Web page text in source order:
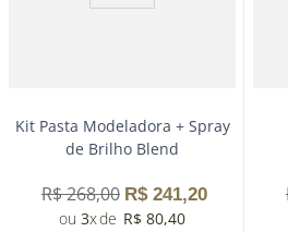
Kit Pasta Modeladora + Spray
de Brilho Blend
R$268,00 R$ 241,20
3
R$ 80,40